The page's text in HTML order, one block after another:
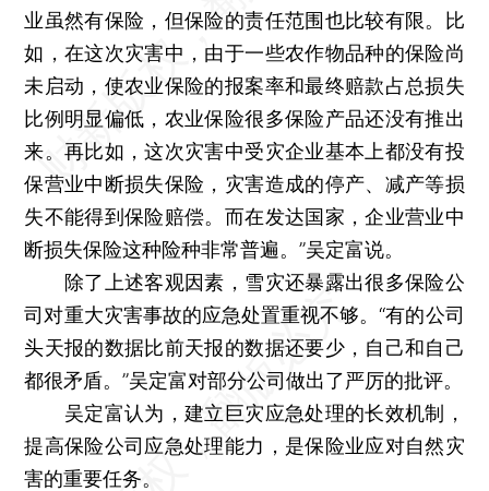
业虽然有保险，但保险的责任范围也比较有限。比
如，在这次灾害中，由于一些农作物品种的保险尚
未启动，使农业保险的报案率和最终赔款占总损失
比例明显偏低，农业保险很多保险产品还没有推出
来。再比如，这次灾害中受灾企业基本上都没有投
保营业中断损失保险，灾害造成的停产、减产等损
失不能得到保险赔偿。而在发达国家，企业营业中
断损失保险这种险种非常普遍。”吴定富说。
除了上述客观因素，雪灾还暴露出很多保险公
司对重大灾害事故的应急处置重视不够。“有的公司
头天报的数据比前天报的数据还要少，自己和自己
都很矛盾。”吴定富对部分公司做出了严厉的批评。
吴定富认为，建立巨灾应急处理的长效机制，
提高保险公司应急处理能力，是保险业应对自然灾
害的重要任务。